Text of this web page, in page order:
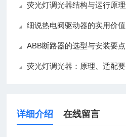
荧光灯调光器结构与运行原
细说热电阀驱动器的实用价
ABB断路器的选型与安装要点
荧光灯调光器：原理、适配
详细介绍 在线留言